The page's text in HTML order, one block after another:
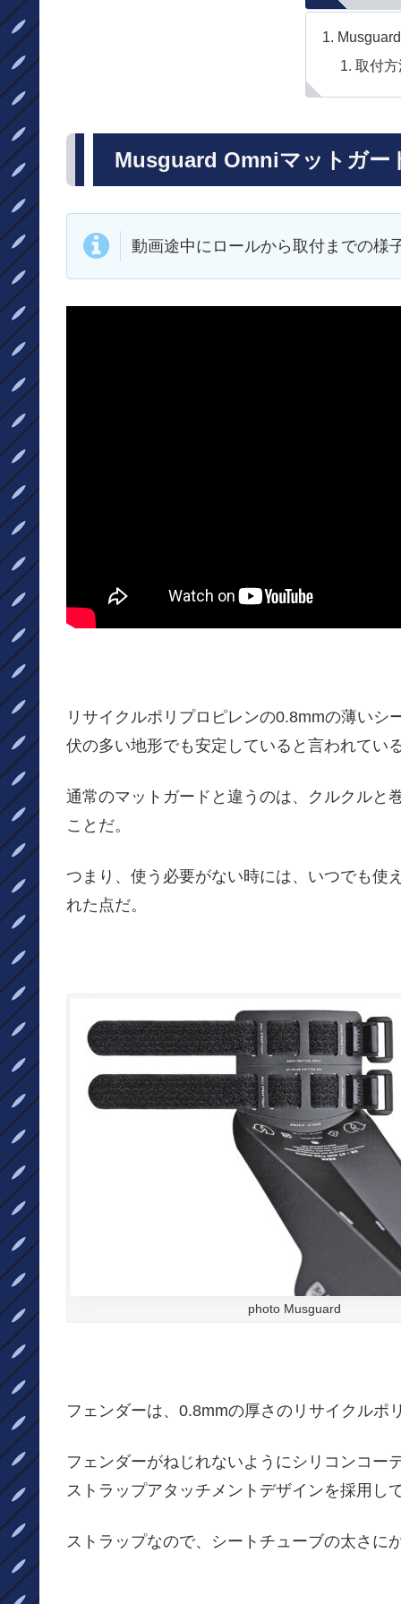
取付方
Musguard Omniマットガー
動画途中にロールから取付までの様
リサイクルポリプロピレンの0.8mmの薄い
伏の多い地形でも安定していると言われてい
通常のマットガードと違うのは、クルクルと
ことだ。
つまり、使う必要がない時には、いつでも使
れた点だ。
photo Musguard
フェンダーは、0.8mmの厚さのリサイクルポ
フェンダーがねじれないようにシリコンコー
ストラップアタッチメントデザインを採用し
ストラップなので、シートチューブの太さに